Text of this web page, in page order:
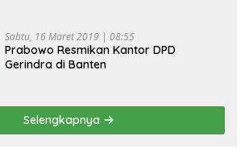
Sabtu, 16 Maret 2019 | 08:55
Prabowo Resmikan Kantor DPD
Gerindra di Banten
Selengkapnya